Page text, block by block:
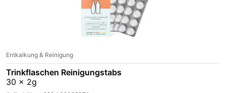
Entkalkung & Reinigung
Trinkflaschen Reinigungstabs
30 x 2g